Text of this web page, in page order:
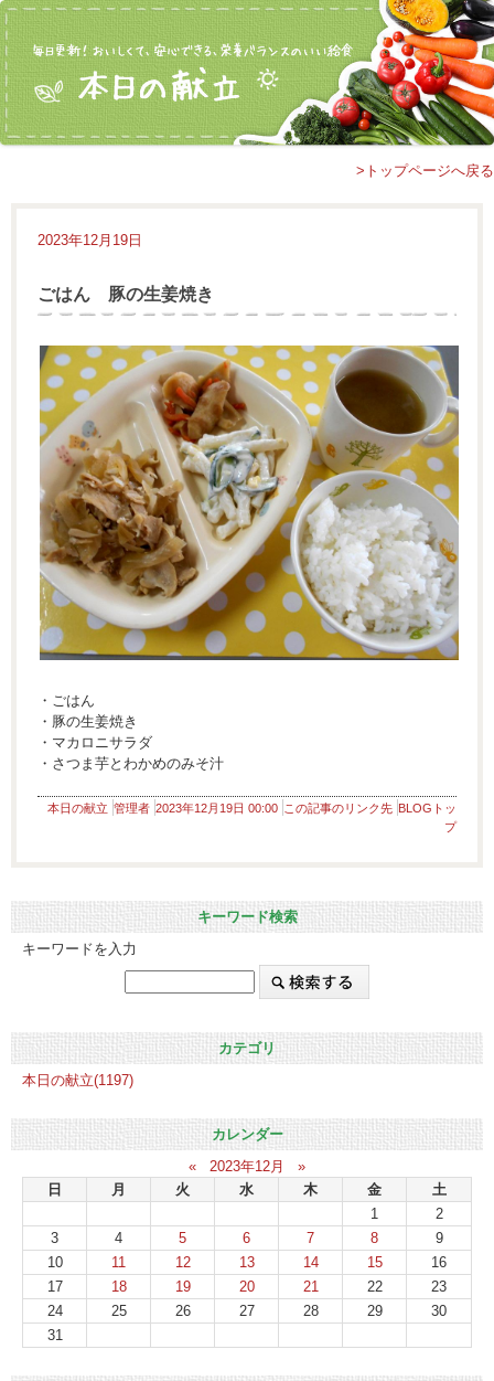
>トップページへ戻る
2023年12月19日
ごはん 豚の生姜焼き
・ごはん
・豚の生姜焼き
・マカロニサラダ
・さつま芋とわかめのみそ汁
本日の献立 管理者 2023年12月19日 00:00 この記事のリンク先 BLOGトッ
プ
キーワード検索
キーワードを入力
カテゴリ
本日の献立(1197)
カレンダー
«
2023年12月
»
日
月 火 水 木 金
土
1
2
3
4 5 6 7 8
9
10
11 12 13 14 15
16
17
18 19 20 21 22
23
24
25 26 27 28 29
30
31